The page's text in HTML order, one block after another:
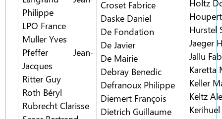
Philippe
LPO France
Muller Yves
Pfeffer Jean-
Jacques
Ritter Guy
Roth Béryl
Rubrecht Clarisse
Croset Fabrice
Daske Daniel
De Fondation
De Javier
De Mairie
Debray Benedic
Defranoux Philippe
Diemert François
Dietrich Guillaume
Holtz
Hurstel
Jaeger
Jallu
Karetta
Keller
Keltz